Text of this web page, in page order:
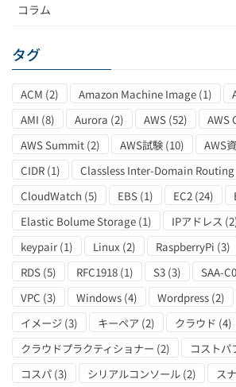
コラム
タグ
ACM (2) Amazon Machine Image (1)
AMI (8) Aurora (2) AWS (52) AWS
AWS Summit (2) AWS試験 (10) AWS
CIDR (1) Classless Inter-Domain Routing
CloudWatch (5) EBS (1) EC2 (24)
Elastic Bolume Storage (1) IPアドレス
keypair (1) Linux (2) RaspberryPi (3)
RDS (5) RFC1918 (1) S3 (3) SAA-
VPC (3) Windows (4) Wordpress (2)
イメージ (3) キーペア (2) クラウド (4)
クラウドプラクティショナー (2) コストパ
コスパ (3) シリアルコンソール (2) ス